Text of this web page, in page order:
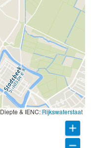
Diepte & IENC:Rijkswaterstaat